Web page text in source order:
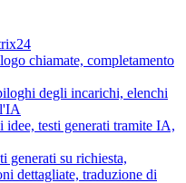
chiamate, completamento
degli incarichi, elenchi
testi generati tramite IA,
generati su richiesta,
dettagliate, traduzione di